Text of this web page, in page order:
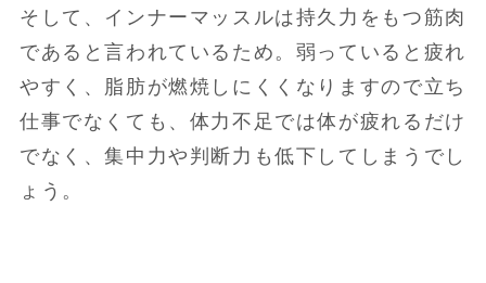
そして、インナーマッスルは持久力をもつ筋肉
であると言われているため。弱っていると疲れ
やすく、脂肪が燃焼しにくくなりますので立ち
仕事でなくても、体力不足では体が疲れるだけ
でなく、集中力や判断力も低下してしまうでし
ょう。